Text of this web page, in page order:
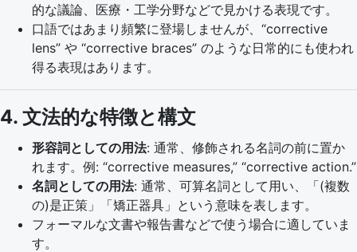
的な議論、医療・工学分野などで見かける表現です。
口語ではあまり頻繁に登場しませんが、“corrective
lens” や “corrective braces” のような日常的にも使われ
得る表現はあります。
4. 文法的な特徴と構文
形容詞としての用法: 通常、修飾される名詞の前に置か
れます。例: “corrective measures,” “corrective action.”
名詞としての用法: 通常、可算名詞として用い、「(複数
の)是正策」「矯正器具」という意味を表します。
フォーマルな文書や報告書などで使う場合に適していま
す。